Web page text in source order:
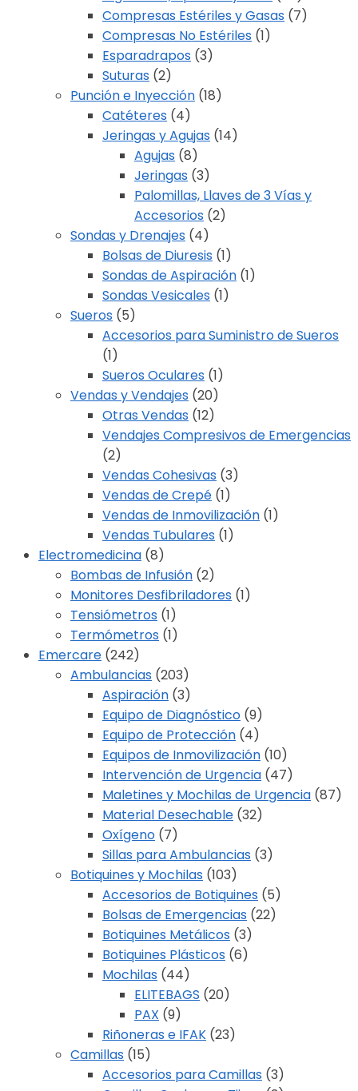
Compresas Estériles y Gasas (7)
Compresas No Estériles (1)
Esparadrapos (3)
Suturas (2)
Punción e Inyección (18)
Catéteres (4)
Jeringas y Agujas (14)
Agujas (8)
Jeringas (3)
Palomillas, Llaves de 3 Vías y
Accesorios (2)
Sondas y Drenajes (4)
Bolsas de Diuresis (1)
Sondas de Aspiración (1)
Sondas Vesicales (1)
Sueros (5)
Accesorios para Suministro de Sueros
(1)
Sueros Oculares (1)
Vendas y Vendajes (20)
Otras Vendas (12)
Vendajes Compresivos de Emergencias
(2)
Vendas Cohesivas (3)
Vendas de Crepé (1)
Vendas de Inmovilización (1)
Vendas Tubulares (1)
Electromedicina (8)
Bombas de Infusión (2)
Monitores Desfibriladores (1)
Tensiómetros (1)
Termómetros (1)
Emercare (242)
Ambulancias (203)
Aspiración (3)
Equipo de Diagnóstico (9)
Equipo de Protección (4)
Equipos de Inmovilización (10)
Intervención de Urgencia (47)
Maletines y Mochilas de Urgencia (87)
Material Desechable (32)
Oxígeno (7)
Sillas para Ambulancias (3)
Botiquines y Mochilas (103)
Accesorios de Botiquines (5)
Bolsas de Emergencias (22)
Botiquines Metálicos (3)
Botiquines Plásticos (6)
Mochilas (44)
ELITEBAGS (20)
PAX (9)
Riñoneras e IFAK (23)
Camillas (15)
Accesorios para Camillas (3)